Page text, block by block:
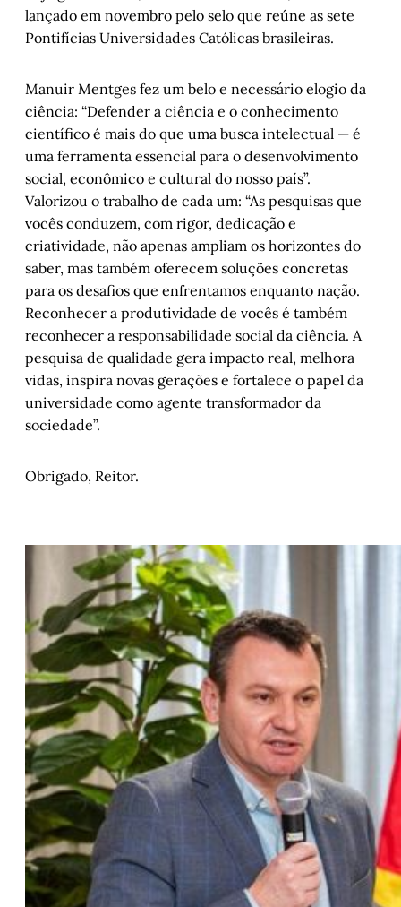
lançado em novembro pelo selo que reúne as sete
Pontifícias Universidades Católicas brasileiras.
Manuir Mentges fez um belo e necessário elogio da
ciência: “Defender a ciência e o conhecimento
científico é mais do que uma busca intelectual — é
uma ferramenta essencial para o desenvolvimento
social, econômico e cultural do nosso país”.
Valorizou o trabalho de cada um: “As pesquisas que
vocês conduzem, com rigor, dedicação e
criatividade, não apenas ampliam os horizontes do
saber, mas também oferecem soluções concretas
para os desafios que enfrentamos enquanto nação.
Reconhecer a produtividade de vocês é também
reconhecer a responsabilidade social da ciência. A
pesquisa de qualidade gera impacto real, melhora
vidas, inspira novas gerações e fortalece o papel da
universidade como agente transformador da
sociedade”.
Obrigado, Reitor.